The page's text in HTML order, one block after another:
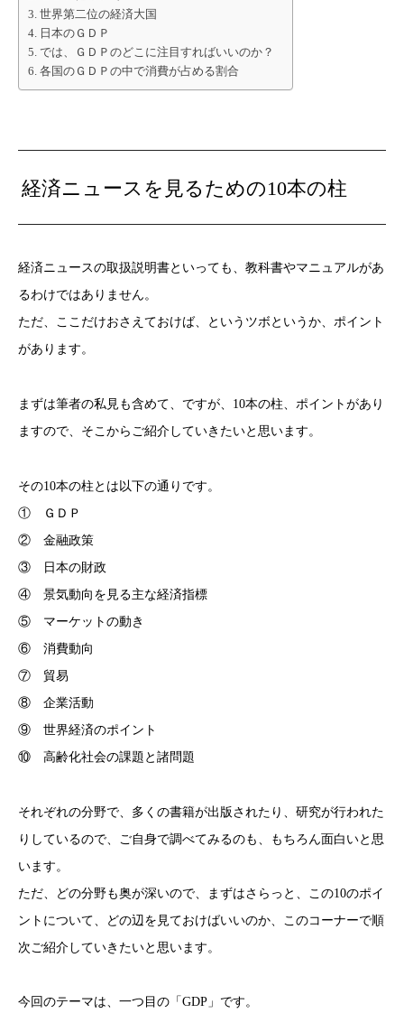
世界第二位の経済大国
日本のＧＤＰ
では、ＧＤＰのどこに注目すればいいのか？
各国のＧＤＰの中で消費が占める割合
経済ニュースを見るための10本の柱
経済ニュースの取扱説明書といっても、教科書やマニュアルがあ
るわけではありません。
ただ、ここだけおさえておけば、というツボというか、ポイント
があります。
まずは筆者の私見も含めて、ですが、10本の柱、ポイントがあり
ますので、そこからご紹介していきたいと思います。
その10本の柱とは以下の通りです。
① ＧＤＰ
② 金融政策
③ 日本の財政
④ 景気動向を見る主な経済指標
⑤ マーケットの動き
⑥ 消費動向
⑦ 貿易
⑧ 企業活動
⑨ 世界経済のポイント
⑩ 高齢化社会の課題と諸問題
それぞれの分野で、多くの書籍が出版されたり、研究が行われた
りしているので、ご自身で調べてみるのも、もちろん面白いと思
います。
ただ、どの分野も奥が深いので、まずはさらっと、この10のポイ
ントについて、どの辺を見ておけばいいのか、このコーナーで順
次ご紹介していきたいと思います。
今回のテーマは、一つ目の「GDP」です。